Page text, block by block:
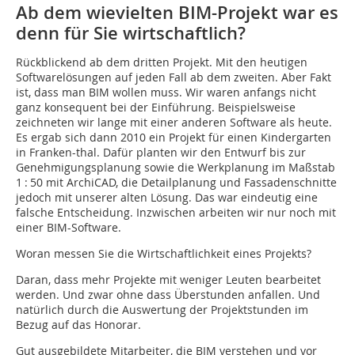
Ab dem wievielten BIM-Projekt war es
denn für Sie wirtschaftlich?
Rückblickend ab dem dritten Projekt. Mit den heutigen
Softwarelösungen auf jeden Fall ab dem zweiten. Aber Fakt
ist, dass man BIM wollen muss. Wir waren anfangs nicht
ganz konsequent bei der Einführung. Beispielsweise
zeichneten wir lange mit einer anderen Software als heute.
Es ergab sich dann 2010 ein Projekt für einen Kindergarten
in Franken-thal. Dafür planten wir den Entwurf bis zur
Genehmigungsplanung sowie die Werkplanung im Maßstab
1 : 50 mit ArchiCAD, die Detailplanung und Fassadenschnitte
jedoch mit unserer alten Lösung. Das war eindeutig eine
falsche Entscheidung. Inzwischen arbeiten wir nur noch mit
einer BIM-Software.
Woran messen Sie die Wirtschaftlichkeit eines Projekts?
Daran, dass mehr Projekte mit weniger Leuten bearbeitet
werden. Und zwar ohne dass Überstunden anfallen. Und
natürlich durch die Auswertung der Projektstunden im
Bezug auf das Honorar.
Gut ausgebildete Mitarbeiter, die BIM verstehen und vor